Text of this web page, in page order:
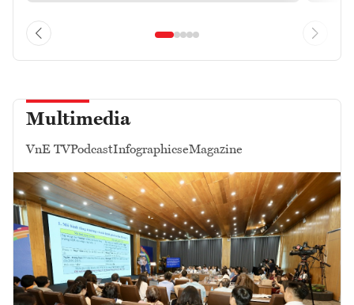
Multimedia
VnE TVPodcastInfographicseMagazine